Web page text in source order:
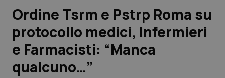
Lavoro e Professioni
Scienza e Farmaci
Studi e Analisi
Ordine Tsrm e Pstrp Roma su
protocollo medici, Infermieri
e Farmacisti: “Manca
qualcuno…”